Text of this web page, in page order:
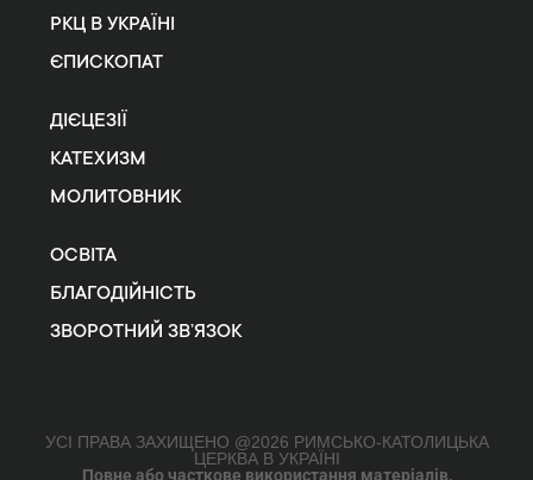
РКЦ В УКРАЇНІ
ЄПИСКОПАТ
ДІЄЦЕЗІЇ
КАТЕХИЗМ
МОЛИТОВНИК
ОСВІТА
БЛАГОДІЙНІСТЬ
ЗВОРОТНИЙ ЗВ’ЯЗОК
УСІ ПРАВА ЗАХИЩЕНО @2026 РИМСЬКО-КАТОЛИЦЬКА
ЦЕРКВА В УКРАЇНІ
Повне або часткове використання матеріалів,